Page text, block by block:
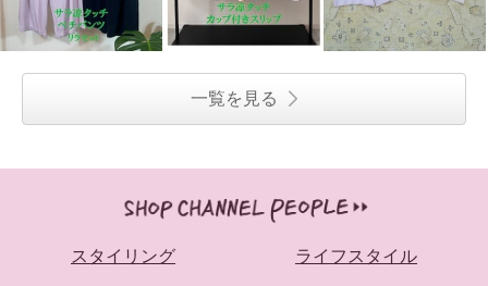
一覧を見る
スタイリング ライフスタイル